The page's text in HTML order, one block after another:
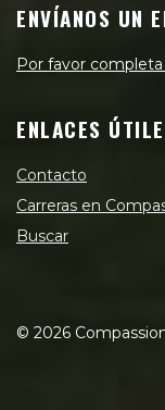
ENVÍANOS UN
Por favor
ENLACES
Contacto
Carreras en
Buscar
© 2026